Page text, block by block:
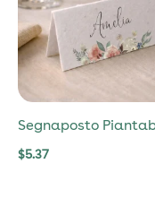
Segnaposto
$5.37